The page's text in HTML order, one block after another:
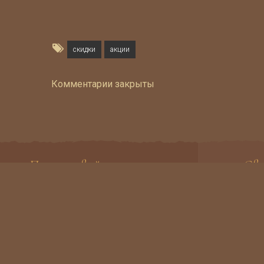
скидки акции
Комментарии закрыты
Подписывайтесь на нас